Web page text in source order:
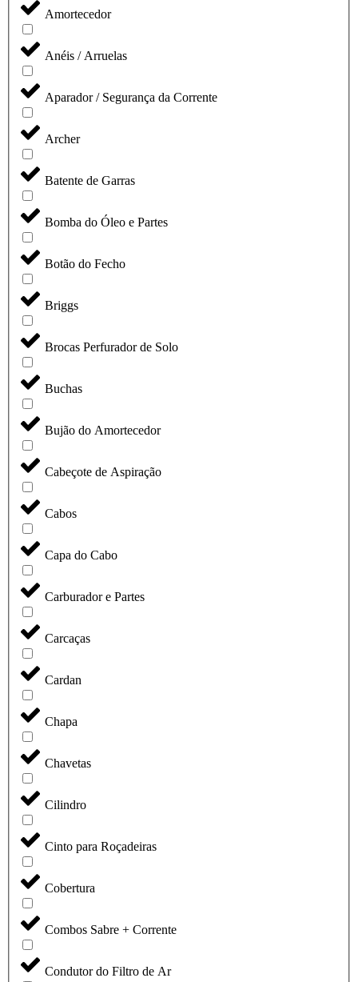
Amortecedor
Anéis / Arruelas
Aparador / Segurança da Corrente
Archer
Batente de Garras
Bomba do Óleo e Partes
Botão do Fecho
Briggs
Brocas Perfurador de Solo
Buchas
Bujão do Amortecedor
Cabeçote de Aspiração
Cabos
Capa do Cabo
Carburador e Partes
Carcaças
Cardan
Chapa
Chavetas
Cilindro
Cinto para Roçadeiras
Cobertura
Combos Sabre + Corrente
Condutor do Filtro de Ar